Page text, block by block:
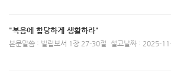
"복음에 합당하게 생활하라"
본문말씀 : 빌립보서 1장 27-30절 설교날짜 : 2025-